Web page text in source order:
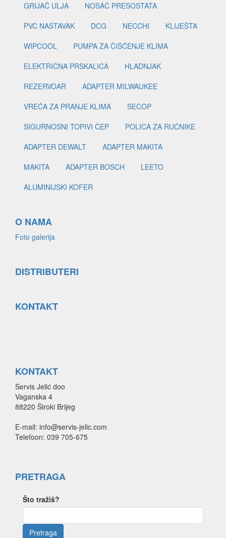
GRIJAČ ULJA
NOSAČ PRESOSTATA
PVC NASTAVAK
DCG NECCHI
KLIJEŠTA
WIPCOOL
PUMPA ZA ČIŠĆENJE KLIMA
ELEKTRIČNA PRSKALICA
HLADNJAK
REZERVOAR
ADAPTER MILWAUKEE
VREĆA ZA PRANJE KLIMA
SECOP
SIGURNOSNI TOPIVI ČEP
POLICA ZA RUČNIKE
ADAPTER DEWALT
ADAPTER MAKITA
MAKITA
ADAPTER BOSCH
LEETO
ALUMINIJSKI KOFER
O NAMA
Foto galerija
DISTRIBUTERI
KONTAKT
KONTAKT
Servis Jelić doo
Vaganska 4
88220 Široki Brijeg
E-mail: info@servis-jelic.com
Telefoon: 039 705-675
PRETRAGA
Što tražiš?